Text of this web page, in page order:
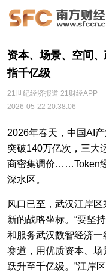
资本、场景、空间
指千亿级
21世纪经济报道 21财经APP
2026-05-22 20:38:06
2026年春天，中国AI
突破140万亿次，三大
商密集调价……Token
深水区。
风口已至，武汉江岸区
新的战略坐标。“要坚
和服务武汉数智经济
赛道，用优质资本、
跃升至千亿级。”江岸